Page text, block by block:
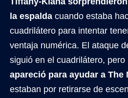
la espalda cuando estaba
cuadrilátero para intentar
ventaja numérica. El ataque
siguió en el cuadrilátero, pero
apareció para ayudar a The
estaban por retirarse de